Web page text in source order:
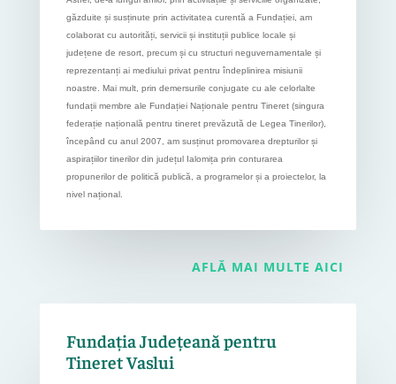
găzduite și susținute prin activitatea curentă a Fundației, am
colaborat cu autorități, servicii și instituții publice locale și
județene de resort, precum și cu structuri neguvernamentale și
reprezentanți ai mediului privat pentru îndeplinirea misiunii
noastre. Mai mult, prin demersurile conjugate cu ale celorlalte
fundații membre ale Fundației Naționale pentru Tineret (singura
federație națională pentru tineret prevăzută de Legea Tinerilor),
începând cu anul 2007, am susținut promovarea drepturilor și
aspirațiilor tinerilor din județul Ialomița prin conturarea
propunerilor de politică publică, a programelor și a proiectelor, la
nivel național.
AFLĂ MAI MULTE AICI
Fundația Județeană pentru
Tineret Vaslui